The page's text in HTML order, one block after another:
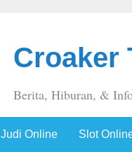
Croaker
Berita, Hiburan, &
Judi Online Slot